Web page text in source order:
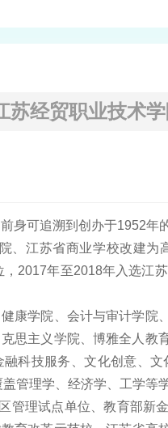
苏经贸职业技术
身可追溯到创办于1952
、江苏省商业学校改建为
2017年至2018年入选江
康学院、会计与审计学院
思主义学院、博雅全人教
科技服务、文化创意、
管理学、经济学、工学等
管理试点单位、教育部新